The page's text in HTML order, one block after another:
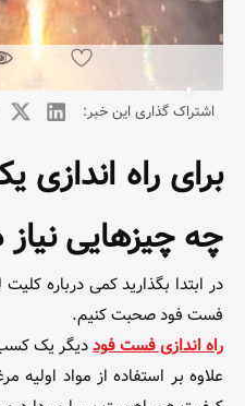
اشتراک گذاری این خبر:
برای راه اندازی
چه چیزهایی نیاز
در ابتدا بگذارید کمی درباره
فست فود صحبت کنیم.
راه اندازی فست فوددیگر یک
علاوه بر استفاده از مواد اولیه